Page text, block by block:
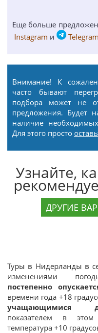
Еще больше
Instagram и
Внимание! К
часто бывают
подбора может не
предложения. Будет
наличие
Для этого просто
Узнайте,
ДРУГИЕ
Туры в Нидерланды в
изменениями
постепенно
времени года +18
учащающимися
показателем в
температура +10